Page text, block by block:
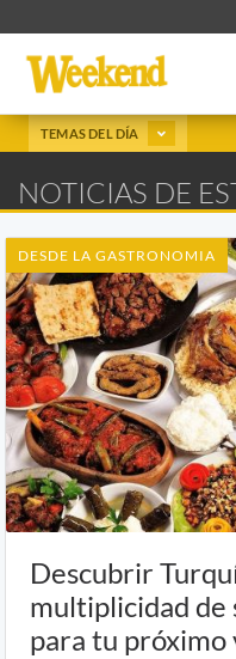
TEMAS DEL DÍA
NOTICIAS DE
DESDE LA GASTRONOMIA
Descubrir
multiplicidad de
para tu próximo